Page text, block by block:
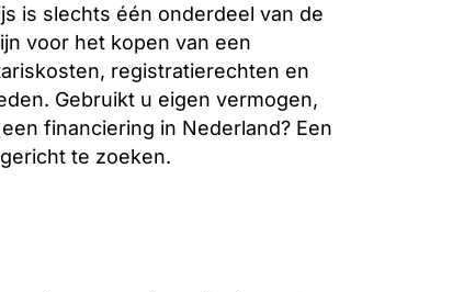
is slechts één onderdeel van de
voor het kopen van een
registratierechten en
Gebruikt u eigen vermogen,
financiering in Nederland? Een
te zoeken.